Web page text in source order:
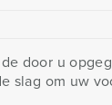
door u
slag om uw